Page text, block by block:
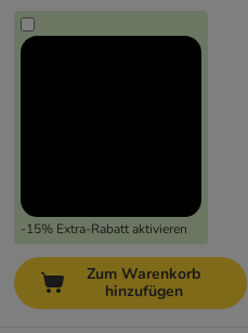
-15% Extra-Rabatt aktivieren
Zum Warenkorb
hinzufügen